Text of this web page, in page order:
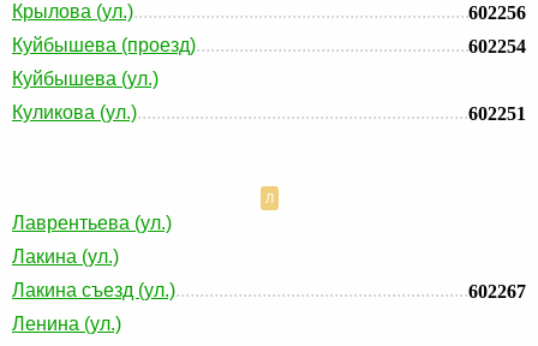
Крылова (ул.)
602256
Куйбышева (проезд)
602254
Куйбышева (ул.)
Куликова (ул.)
602251
Л
Лаврентьева (ул.)
Лакина (ул.)
Лакина съезд (ул.)
602267
Ленина (ул.)